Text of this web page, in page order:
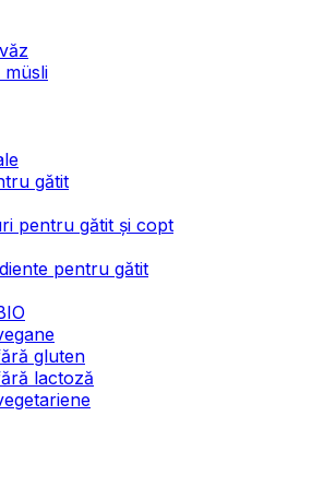
müsli
gătit
pentru gătit și copt
pentru gătit
gluten
lactoză